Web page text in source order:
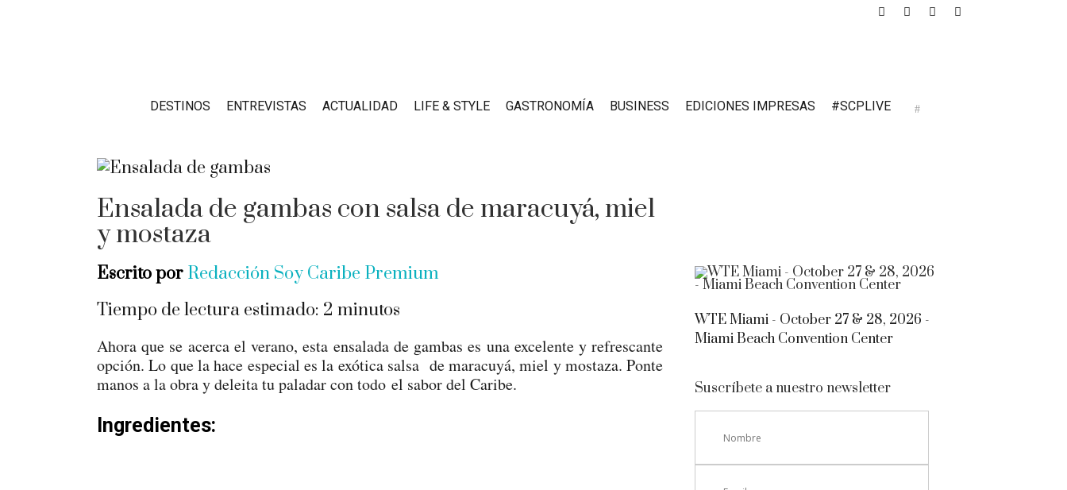
DESTINOS ENTREVISTAS ACTUALIDAD LIFE & STYLE GASTRONOMÍA BUSINESS EDICIONES IMPRESAS #SCPLIVE
Ensalada de gambas con salsa de maracuyá, miel
y mostaza
Escrito por Redacción Soy Caribe Premium
Tiempo de lectura estimado: 2 minutos
Ahora que se acerca el verano, esta ensalada de gambas es una excelente y refrescante
opción. Lo que la hace especial es la exótica salsa de maracuyá, miel y mostaza. Ponte
manos a la obra y deleita tu paladar con todo el sabor del Caribe.
Ingredientes:
WTE Miami - October 27 & 28, 2026 -
Miami Beach Convention Center
Suscríbete a nuestro newsletter